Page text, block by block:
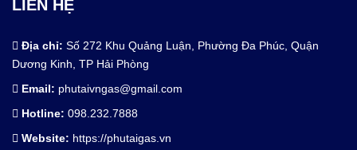
LIÊN HỆ
Địa chỉ: Số 272 Khu Quảng Luận, Phường Đa Phúc, Quận
Dương Kinh, TP Hải Phòng
Email: phutaivngas@gmail.com
Hotline: 098.232.7888
Website: https://phutaigas.vn
Cho Thuê Thiết Bị Hệ Thống